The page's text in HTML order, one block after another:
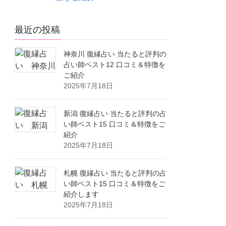
最近の投稿
神奈川 復縁占い 当たると評判の
占い師ベスト12 口コミ＆特徴を
ご紹介
2025年7月18日
新潟 復縁占い 当たると評判の占
い師ベスト15 口コミ＆特徴をご
紹介
2025年7月18日
札幌 復縁占い 当たると評判の占
い師ベスト15 口コミ＆特徴をご
紹介します
2025年7月18日